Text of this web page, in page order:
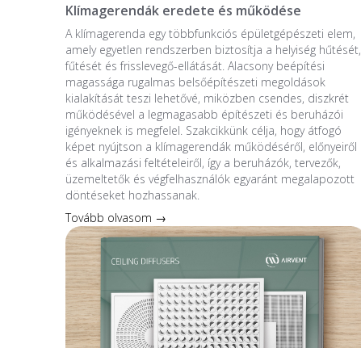
Klímagerendák eredete és működése
A klímagerenda egy többfunkciós épületgépészeti elem,
amely egyetlen rendszerben biztosítja a helyiség hűtését,
fűtését és frisslevegő-ellátását. Alacsony beépítési
magassága rugalmas belsőépítészeti megoldások
kialakítását teszi lehetővé, miközben csendes, diszkrét
működésével a legmagasabb építészeti és beruházói
igényeknek is megfelel. Szakcikkünk célja, hogy átfogó
képet nyújtson a klímagerendák működéséről, előnyeiről
és alkalmazási feltételeiről, így a beruházók, tervezők,
üzemeltetők és végfelhasználók egyaránt megalapozott
döntéseket hozhassanak.
Tovább olvasom →